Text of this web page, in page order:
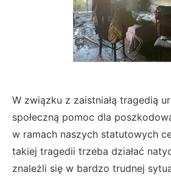
W związku z zaistniałą tragedią
społeczną pomoc dla
w ramach naszych statutowych
takiej tragedii trzeba działać
znależli się w bardzo trudnej